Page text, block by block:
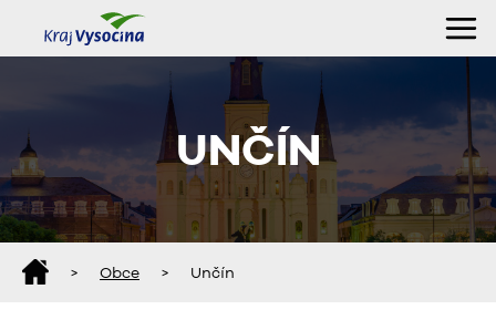
UNČÍN
> Obce > Unčín